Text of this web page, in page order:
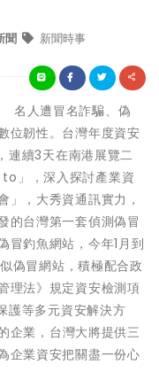
聞 新聞時事
名人遭冒名詐騙、偽
位韌性。台灣年度資安
連續3天在南港展覽二
」，深入探討產業資
」，大秀資通訊實力，
的台灣第一套偵測偽冒
冒釣魚網站，今年1月到
偽冒網站，積極配合政
理法》規定資安檢測項
護等多元資安解決方
企業，台灣大將提供三
企業資安把關盡一份心